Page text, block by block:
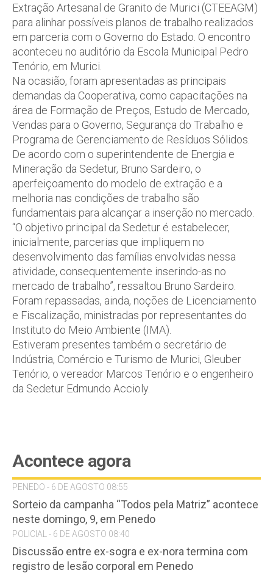
Extração Artesanal de Granito de Murici (CTEEAGM)
para alinhar possíveis planos de trabalho realizados
em parceria com o Governo do Estado. O encontro
aconteceu no auditório da Escola Municipal Pedro
Tenório, em Murici.
Na ocasião, foram apresentadas as principais
demandas da Cooperativa, como capacitações na
área de Formação de Preços, Estudo de Mercado,
Vendas para o Governo, Segurança do Trabalho e
Programa de Gerenciamento de Resíduos Sólidos.
De acordo com o superintendente de Energia e
Mineração da Sedetur, Bruno Sardeiro, o
aperfeiçoamento do modelo de extração e a
melhoria nas condições de trabalho são
fundamentais para alcançar a inserção no mercado.
“O objetivo principal da Sedetur é estabelecer,
inicialmente, parcerias que impliquem no
desenvolvimento das famílias envolvidas nessa
atividade, consequentemente inserindo-as no
mercado de trabalho”, ressaltou Bruno Sardeiro.
Foram repassadas, ainda, noções de Licenciamento
e Fiscalização, ministradas por representantes do
Instituto do Meio Ambiente (IMA).
Estiveram presentes também o secretário de
Indústria, Comércio e Turismo de Murici, Gleuber
Tenório, o vereador Marcos Tenório e o engenheiro
da Sedetur Edmundo Accioly.
Acontece agora
PENEDO - 6 DE AGOSTO 08:55
Sorteio da campanha “Todos pela Matriz” acontece
neste domingo, 9, em Penedo
POLICIAL - 6 DE AGOSTO 08:40
Discussão entre ex-sogra e ex-nora termina com
registro de lesão corporal em Penedo